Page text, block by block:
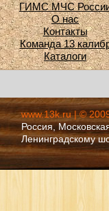
ГИМС МЧС
О нас
Контакты
Команда 13
Каталоги
www.13k.ru | ©
Россия,
Ленинградскому